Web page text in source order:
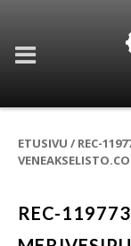
ETUSIVU / REC-
REC-